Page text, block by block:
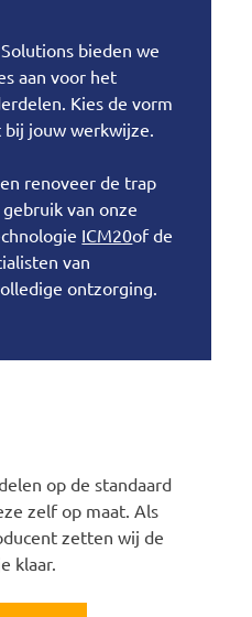
bieden we
aan voor het
Kies de vorm
jouw werkwijze.
en renoveer de trap
van onze
ICM20of de
van
ontzorging.
op de standaard
zelf op maat. Als
zetten wij de
klaar.